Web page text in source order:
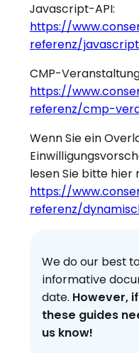
Javascript-API:
https://
referenz/
CMP-
https://
referenz/cmp-
Wenn Sie ein
lesen Sie bitte hier
https://
referenz/
We do our best
informative
date. However,
these guides
us know!